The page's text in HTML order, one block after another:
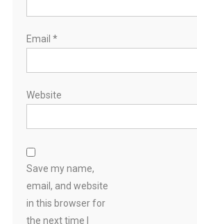
Email *
Website
Save my name,
email, and website
in this browser for
the next time I